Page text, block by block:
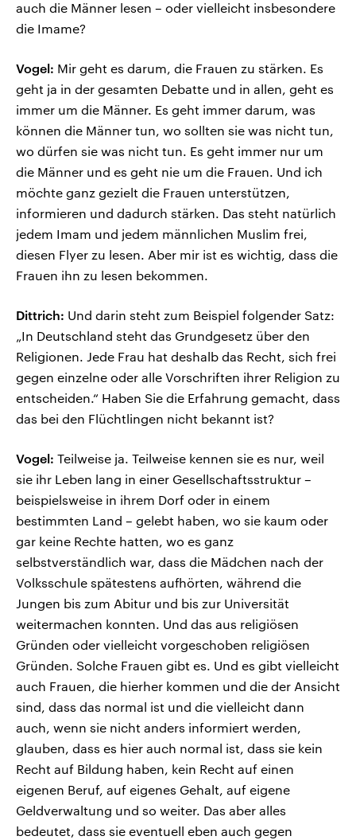
auch die Männer lesen – oder vielleicht insbesondere
die Imame?
Vogel: Mir geht es darum, die Frauen zu stärken. Es
geht ja in der gesamten Debatte und in allen, geht es
immer um die Männer. Es geht immer darum, was
können die Männer tun, wo sollten sie was nicht tun,
wo dürfen sie was nicht tun. Es geht immer nur um
die Männer und es geht nie um die Frauen. Und ich
möchte ganz gezielt die Frauen unterstützen,
informieren und dadurch stärken. Das steht natürlich
jedem Imam und jedem männlichen Muslim frei,
diesen Flyer zu lesen. Aber mir ist es wichtig, dass die
Frauen ihn zu lesen bekommen.
Dittrich: Und darin steht zum Beispiel folgender Satz:
„In Deutschland steht das Grundgesetz über den
Religionen. Jede Frau hat deshalb das Recht, sich frei
gegen einzelne oder alle Vorschriften ihrer Religion zu
entscheiden.“ Haben Sie die Erfahrung gemacht, dass
das bei den Flüchtlingen nicht bekannt ist?
Vogel: Teilweise ja. Teilweise kennen sie es nur, weil
sie ihr Leben lang in einer Gesellschaftsstruktur –
beispielsweise in ihrem Dorf oder in einem
bestimmten Land – gelebt haben, wo sie kaum oder
gar keine Rechte hatten, wo es ganz
selbstverständlich war, dass die Mädchen nach der
Volksschule spätestens aufhörten, während die
Jungen bis zum Abitur und bis zur Universität
weitermachen konnten. Und das aus religiösen
Gründen oder vielleicht vorgeschoben religiösen
Gründen. Solche Frauen gibt es. Und es gibt vielleicht
auch Frauen, die hierher kommen und die der Ansicht
sind, dass das normal ist und die vielleicht dann
auch, wenn sie nicht anders informiert werden,
glauben, dass es hier auch normal ist, dass sie kein
Recht auf Bildung haben, kein Recht auf einen
eigenen Beruf, auf eigenes Gehalt, auf eigene
Geldverwaltung und so weiter. Das aber alles
bedeutet, dass sie eventuell eben auch gegen